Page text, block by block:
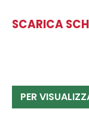
SCARICA
PER